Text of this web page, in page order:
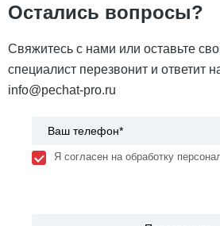
Остались вопросы?
Свяжитесь с нами или оставьте
специалист перезвонит и ответит
info@pechat-pro.ru
Я согласен на обработку